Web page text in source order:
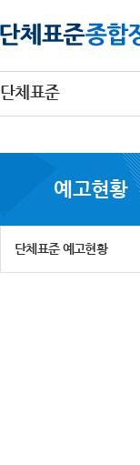
단체표준
예고현황
단체표준 예고현황